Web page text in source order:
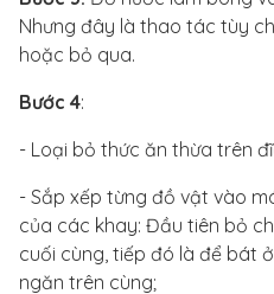
Nhưng đây là thao tác tùy
hoặc bỏ qua.
Bước 4:
- Loại bỏ thức ăn thừa trên
- Sắp xếp từng đồ vật vào
của các khay: Đầu tiên bỏ
cuối cùng, tiếp đó là để bát
ngăn trên cùng;